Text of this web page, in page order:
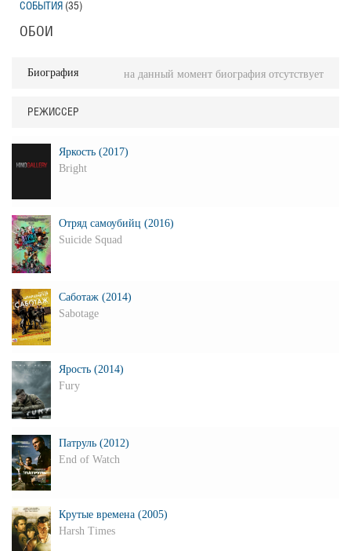
СОБЫТИЯ (35)
ОБОИ
Биография на данный момент биография отсутствует
РЕЖИССЕР
Яркость (2017)
Bright
Отряд самоубийц (2016)
Suicide Squad
Саботаж (2014)
Sabotage
Ярость (2014)
Fury
Патруль (2012)
End of Watch
Крутые времена (2005)
Harsh Times